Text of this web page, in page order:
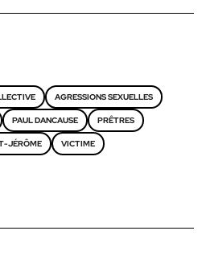
AGRESSIONS SEXUELLES
PAUL DANCAUSE PRÊTRES
JÉRÔME VICTIME